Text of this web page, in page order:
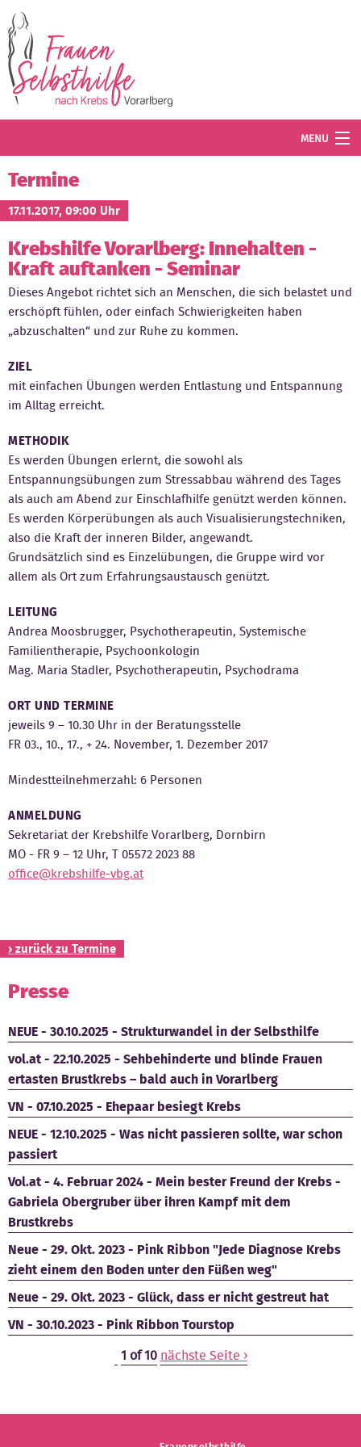
MENU
Termine
Blog
Angebot
Wissenswertes
Der Verein
Kontakt
Termine
17.11.2017, 09:00 Uhr
Krebshilfe Vorarlberg: Innehalten -
Kraft auftanken - Seminar
Dieses Angebot richtet sich an Menschen, die sich belastet und
erschöpft fühlen, oder einfach Schwierigkeiten haben
„abzuschalten“ und zur Ruhe zu kommen.
ZIEL
mit einfachen Übungen werden Entlastung und Entspannung
im Alltag erreicht.
METHODIK
Es werden Übungen erlernt, die sowohl als
Entspannungsübungen zum Stressabbau während des Tages
als auch am Abend zur Einschlafhilfe genützt werden können.
Es werden Körperübungen als auch Visualisierungstechniken,
also die Kraft der inneren Bilder, angewandt.
Grundsätzlich sind es Einzelübungen, die Gruppe wird vor
allem als Ort zum Erfahrungsaustausch genützt.
LEITUNG
Andrea Moosbrugger, Psychotherapeutin, Systemische
Familientherapie, Psychoonkologin
Mag. Maria Stadler, Psychotherapeutin, Psychodrama
ORT UND TERMINE
jeweils 9 – 10.30 Uhr in der Beratungsstelle
FR 03., 10., 17., + 24. November, 1. Dezember 2017
Mindestteilnehmerzahl: 6 Personen
ANMELDUNG
Sekretariat der Krebshilfe Vorarlberg, Dornbirn
MO - FR 9 – 12 Uhr, T 05572 2023 88
office@krebshilfe-vbg.at
› zurück zu Termine
Presse
NEUE - 30.10.2025 - Strukturwandel in der Selbsthilfe
vol.at - 22.10.2025 - Sehbehinderte und blinde Frauen
ertasten Brustkrebs – bald auch in Vorarlberg
VN - 07.10.2025 - Ehepaar besiegt Krebs
NEUE - 12.10.2025 - Was nicht passieren sollte, war schon
passiert
Vol.at - 4. Februar 2024 - Mein bester Freund der Krebs -
Gabriela Obergruber über ihren Kampf mit dem
Brustkrebs
Neue - 29. Okt. 2023 - Pink Ribbon "Jede Diagnose Krebs
zieht einem den Boden unter den Füßen weg"
Neue - 29. Okt. 2023 - Glück, dass er nicht gestreut hat
VN - 30.10.2023 - Pink Ribbon Tourstop
1 of 10 nächste Seite ›